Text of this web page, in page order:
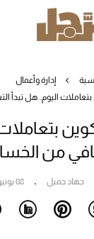
إدارة وأعمال
بتعاملات اليوم.. هل تبدأ
من
جهاد جميل 08 يونيو 2026